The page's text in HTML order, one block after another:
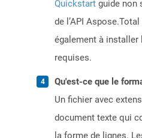
Quickstart guide non
de l’API
également à installer
requises.
Qu'est-ce que le
Un fichier avec
document texte qui
la forme de lignes.